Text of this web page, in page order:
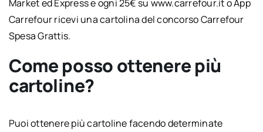
Market ed Express e ogni 25€ su www.carrefour.it o App
Carrefour ricevi una cartolina del concorso Carrefour
Spesa Grattis.
Come posso ottenere più
cartoline?
Puoi ottenere più cartoline facendo determinate